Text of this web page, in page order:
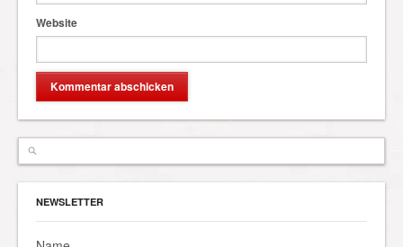
Website
NEWSLETTER